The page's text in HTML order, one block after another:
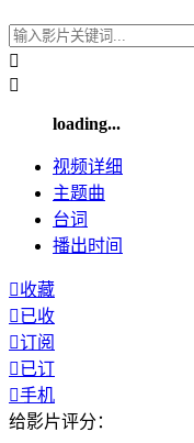


loading...
视频详细
主题曲
台词
播出时间
收藏
已收
订阅
已订
手机
给影片评分：